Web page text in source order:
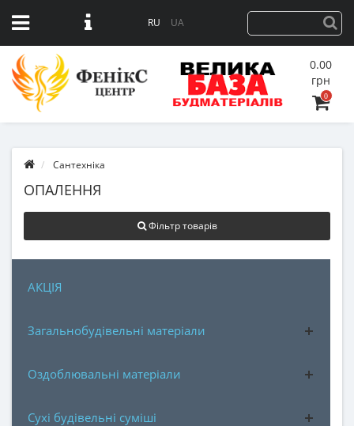
RU UA
0.00
грн
0
Сантехніка
ОПАЛЕННЯ
Фільтр товарів
АКЦІЯ
Загальнобудівельні матеріали
Оздоблювальні матеріали
Сухі будівельні суміші